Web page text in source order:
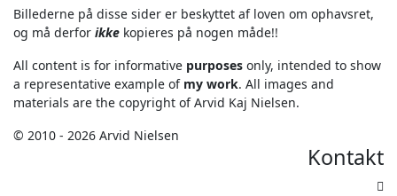
Billederne på disse sider er beskyttet af loven om ophavsret,
og må derfor ikke kopieres på nogen måde!!
All content is for informative purposes only, intended to show
a representative example of my work. All images and
materials are the copyright of Arvid Kaj Nielsen.
© 2010 - 2026 Arvid Nielsen
Kontakt